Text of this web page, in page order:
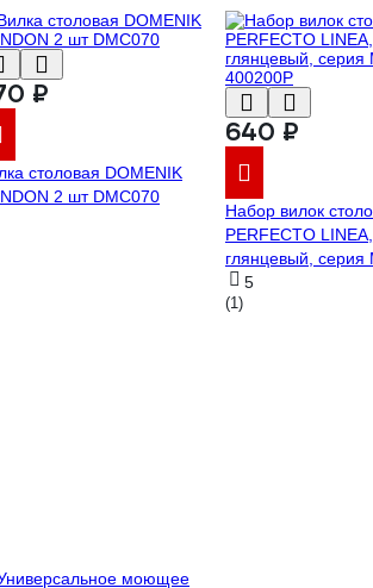
₽
столовая DOMENIK
2 шт DMC070
640 ₽
Набор вилок
PERFECTO
глянцевый, серия
400200P
5
(1)